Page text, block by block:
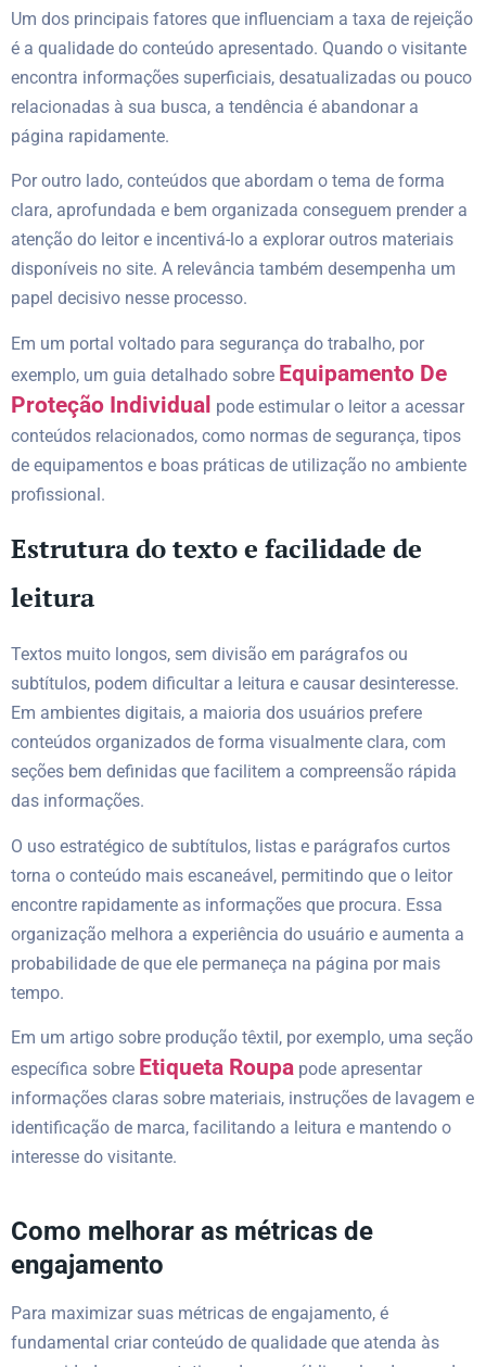
Um dos principais fatores que influenciam a taxa de rejeição
é a qualidade do conteúdo apresentado. Quando o visitante
encontra informações superficiais, desatualizadas ou pouco
relacionadas à sua busca, a tendência é abandonar a
página rapidamente.
Por outro lado, conteúdos que abordam o tema de forma
clara, aprofundada e bem organizada conseguem prender a
atenção do leitor e incentivá-lo a explorar outros materiais
disponíveis no site. A relevância também desempenha um
papel decisivo nesse processo.
Em um portal voltado para segurança do trabalho, por
exemplo, um guia detalhado sobre Equipamento De
Proteção Individual pode estimular o leitor a acessar
conteúdos relacionados, como normas de segurança, tipos
de equipamentos e boas práticas de utilização no ambiente
profissional.
Estrutura do texto e facilidade de
leitura
Textos muito longos, sem divisão em parágrafos ou
subtítulos, podem dificultar a leitura e causar desinteresse.
Em ambientes digitais, a maioria dos usuários prefere
conteúdos organizados de forma visualmente clara, com
seções bem definidas que facilitem a compreensão rápida
das informações.
O uso estratégico de subtítulos, listas e parágrafos curtos
torna o conteúdo mais escaneável, permitindo que o leitor
encontre rapidamente as informações que procura. Essa
organização melhora a experiência do usuário e aumenta a
probabilidade de que ele permaneça na página por mais
tempo.
Em um artigo sobre produção têxtil, por exemplo, uma seção
específica sobre Etiqueta Roupa pode apresentar
informações claras sobre materiais, instruções de lavagem e
identificação de marca, facilitando a leitura e mantendo o
interesse do visitante.
Como melhorar as métricas de
engajamento
Para maximizar suas métricas de engajamento, é
fundamental criar conteúdo de qualidade que atenda às